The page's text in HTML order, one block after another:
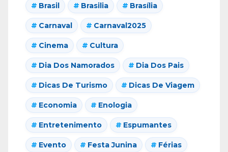
Brasil Brasilia Brasília
Carnaval Carnaval2025
Cinema Cultura
Dia Dos Namorados Dia Dos Pais
Dicas De Turismo Dicas De Viagem
Economia Enologia
Entretenimento Espumantes
Evento Festa Junina Férias